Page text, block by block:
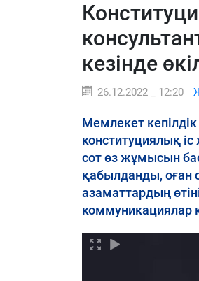
кезінде
26.12.2022 _ 12:20
Мемлекет
конституциялық
сот өз жұмысын
қабылданды, оған
азаматтардың
коммуникациялар